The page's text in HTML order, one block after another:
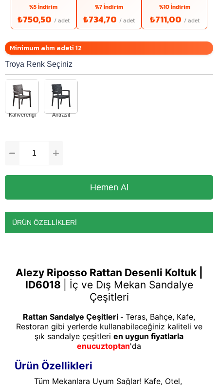
%5 İndirim
₺750,50
%7 İndirim
₺734,70
%10 İndirim
₺711,00
Minimum alım adeti 12
Troya Renk Seçiniz
ÜRÜN ÖZELLIKLERI
Alezy Riposso Rattan Desenli Koltuk |
ID6018
İç ve Dış Mekan Sandalye
Çeşitleri
Rattan Sandalye Çeşitleri - Teras, Bahçe, Kafe,
Restoran gibi yerlerde kullanabileceğiniz kaliteli ve
şık sandalye çeşitleri en uygun fiyatlarla
enucuztoptan'da
Ürün Özellikleri
Tüm Mekanlara Uyum Sağlar! Kafe, Otel,